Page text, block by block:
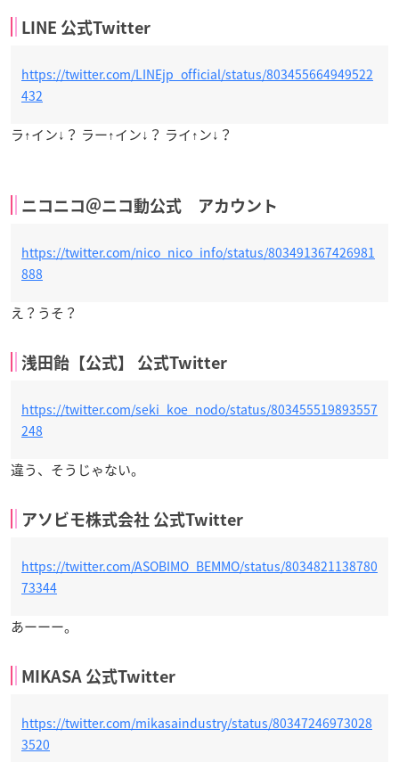
LINE 公式Twitter
https://twitter.com/LINEjp_official/status/803455664949522
432
ラ↑イン↓？ ラー↑イン↓？ ライ↑ン↓？
ニコニコ＠ニコ動公式 アカウント
https://twitter.com/nico_nico_info/status/803491367426981
888
え？うそ？
浅田飴【公式】 公式Twitter
https://twitter.com/seki_koe_nodo/status/803455519893557
248
違う、そうじゃない。
アソビモ株式会社 公式Twitter
https://twitter.com/ASOBIMO_BEMMO/status/8034821138780
73344
あーーー。
MIKASA 公式Twitter
https://twitter.com/mikasaindustry/status/80347246973028
3520